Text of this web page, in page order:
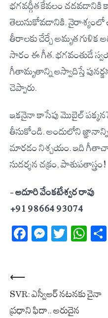
భగవద్గీత కేవలం చదవడానికి
తెలుసుకోవడానికి. నైరాశ్యంలో
తీరాలకు చేర్చే అమృత గుళిక
సారం ఈ గీత. భగవంతుడే
గీతామృతాన్ని ఆస్వాదిస్తే
చెప్పారు.
ఇకనైనా కాసేపు మొబైల్
తీసుకోండి. అందులోని
మారడం నిశ్చయం. ఇది
సుదర్శన చక్రం, పాశుపతాస్త్రం!
–ఆదూరి వేంకటేశ్వర రావు
+91 98664 93074
Facebook
Messenger
Twitter
Post
navigation
⟵
SVR: ఎస్వీఆర్ నటనకు చైనా
ప్రధాని ఫిదా.. అరుదైన